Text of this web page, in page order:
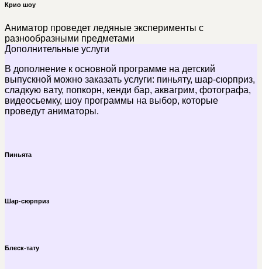
Крио шоу
Аниматор проведет ледяные эксперименты с
разнообразными предметами
Дополнительные услуги
В дополнение к основной программе на детский
выпускной можно заказать услуги: пиньяту, шар-сюрприз,
сладкую вату, попкорн, кенди бар, аквагрим, фотографа,
видеосьемку, шоу программы на выбор, которые
проведут аниматоры.
Пиньята
Шар-сюрприз
Блеск-тату